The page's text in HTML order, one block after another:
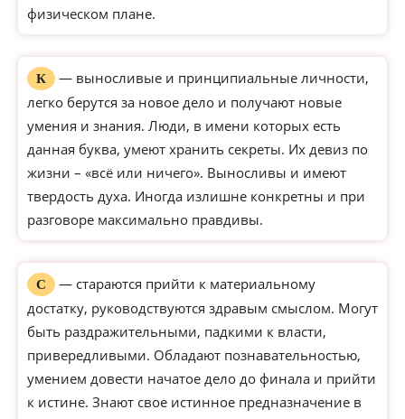
физическом плане.
К
— выносливые и принципиальные личности,
легко берутся за новое дело и получают новые
умения и знания. Люди, в имени которых есть
данная буква, умеют хранить секреты. Их девиз по
жизни – «всё или ничего». Выносливы и имеют
твердость духа. Иногда излишне конкретны и при
разговоре максимально правдивы.
С
— стараются прийти к материальному
достатку, руководствуются здравым смыслом. Могут
быть раздражительными, падкими к власти,
привередливыми. Обладают познавательностью,
умением довести начатое дело до финала и прийти
к истине. Знают свое истинное предназначение в